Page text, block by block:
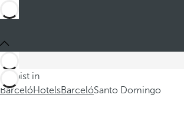
Du bist in
BarcelóHotelsBarcelóSanto Domingo